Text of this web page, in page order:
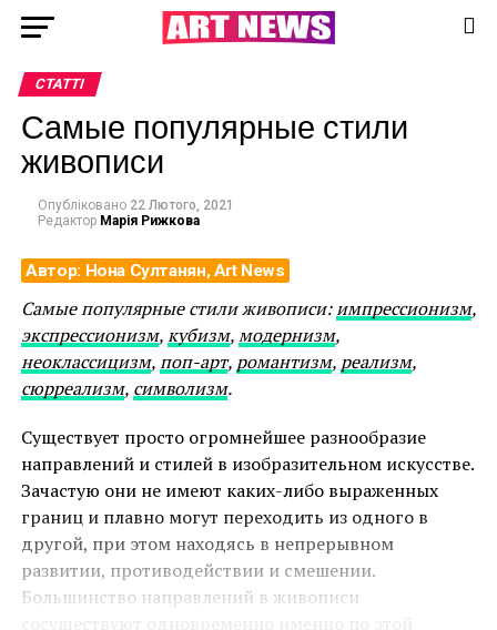
СТАТТІ
Самые популярные стили
живописи
Опубліковано 22 Лютого, 2021
Редактор Марія Рижкова
Автор: Нона Султанян, Art News
Самые популярные стили живописи:импрессионизм,
экспрессионизм,кубизм,модернизм,
неоклассицизм,поп-арт, романтизм, реализм,
сюрреализм, символизм.
Существует просто огромнейшее разнообразие
направлений и стилей в изобразительном искусстве.
Зачастую они не имеют каких-либо выраженных
границ и плавно могут переходить из одного в
другой, при этом находясь в непрерывном
развитии, противодействии и смешении.
Большинство направлений в живописи